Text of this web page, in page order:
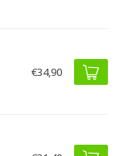
€34,90